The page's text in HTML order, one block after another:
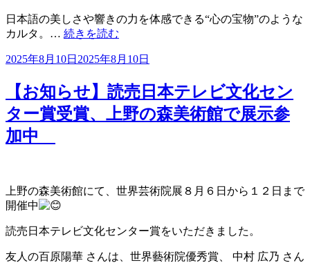
日本語の美しさや響きの力を体感できる“心の宝物”のような
カルタ。… 続きを読む
投
日:
2025年8月10日 2025年8月10日
【お知らせ】読売日本テレビ文化セン
ター賞受賞、上野の森美術館で展示参
加中
上野の森美術館にて、世界芸術院展８月６日から１２日まで
開催中
読売日本テレビ文化センター賞をいただきました。
友人の百原陽華 さんは、世界藝術院優秀賞、 中村 広乃 さん